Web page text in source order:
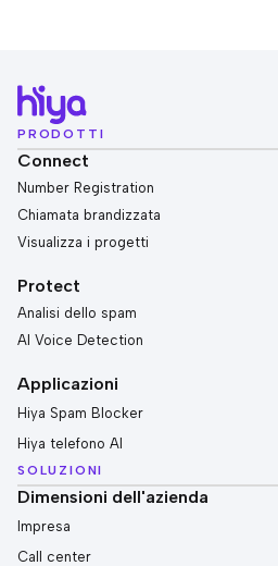
PRODOTTI
Connect
Number Registration
Chiamata brandizzata
Visualizza i progetti
Protect
Analisi dello spam
AI Voice Detection
Applicazioni
Hiya Spam Blocker
Hiya telefono AI
SOLUZIONI
Dimensioni dell'azienda
Impresa
Call center